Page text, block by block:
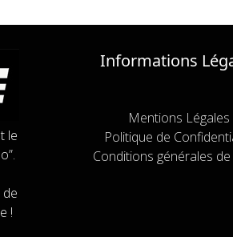
le
!
Informations
Mentions Légales
Politique de
Conditions générales